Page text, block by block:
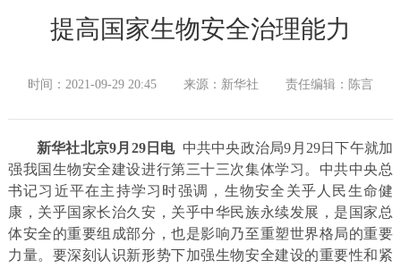
提高国家生物安全治理能力
时间：2021-09-29 20:45 来源：新华社 责任编辑：陈言
新华社北京9月29日电中共中央政治局9月29日下午就加
强我国生物安全建设进行第三十三次集体学习。中共中央总
书记习近平在主持学习时强调，生物安全关乎人民生命健
康，关乎国家长治久安，关乎中华民族永续发展，是国家总
体安全的重要组成部分，也是影响乃至重塑世界格局的重要
力量。要深刻认识新形势下加强生物安全建设的重要性和紧